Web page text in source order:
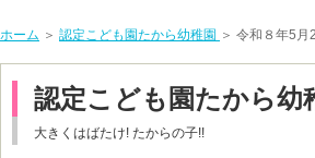
ホーム ＞ 認定こども園たから幼稚園 ＞ 令和８年5月
認定こども園たから幼
大きくはばたけ! たからの子!!